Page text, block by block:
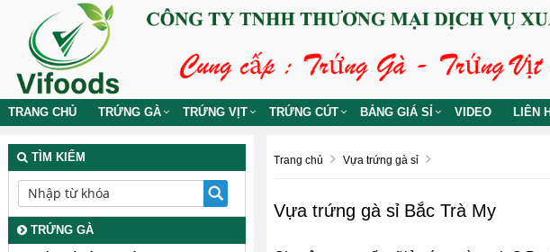
TRANG CHỦ TRỨNG GÀ TRỨNG VỊT TRỨNG CÚT BẢNG GIÁ SỈ VIDEO LIÊN
Trang chủ Vựa trứng gà sỉ
Vựa trứng gà sỉ Bắc Trà My
TÌM KIẾM
TRỨNG GÀ